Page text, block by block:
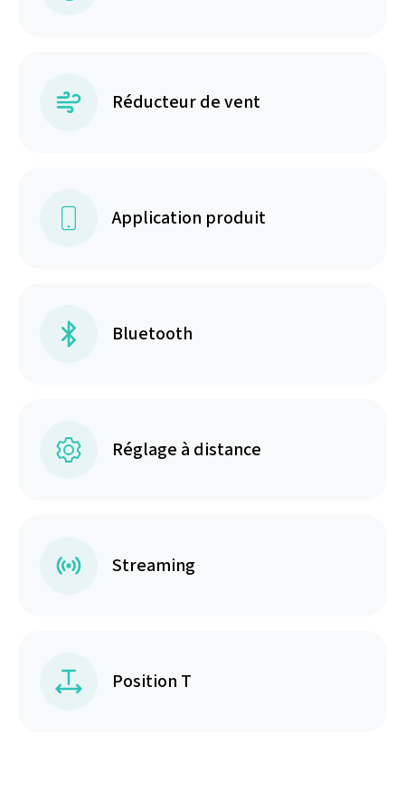
Réducteur de vent
Application produit
Bluetooth
Réglage à distance
Streaming
Position T